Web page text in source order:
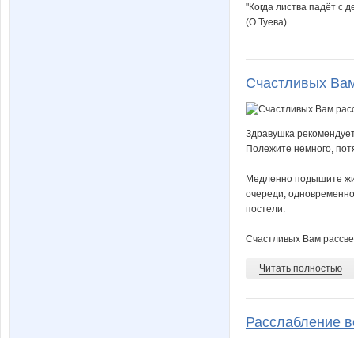
"Когда листва падёт с
(О.Туева)
Счастливых
Здравушка
Полежите немного,
Медленно подышите
очереди,
постели.
Счастливых Вам
Читать полностью
Расслабление